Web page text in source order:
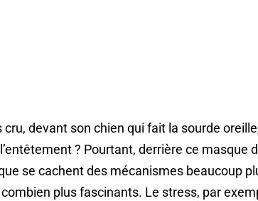
cru, devant son chien qui fait la sourde
? Pourtant, derrière ce masque
se cachent des mécanismes beaucoup
plus fascinants. Le stress, par